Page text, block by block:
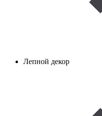
Лепной декор